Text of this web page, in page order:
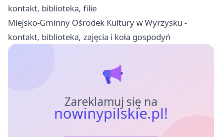
kontakt, biblioteka, filie
Miejsko-Gminny Ośrodek Kultury w Wyrzysku -
kontakt, biblioteka, zajęcia i koła gospodyń
Zareklamuj się na
nowinypilskie.pl!